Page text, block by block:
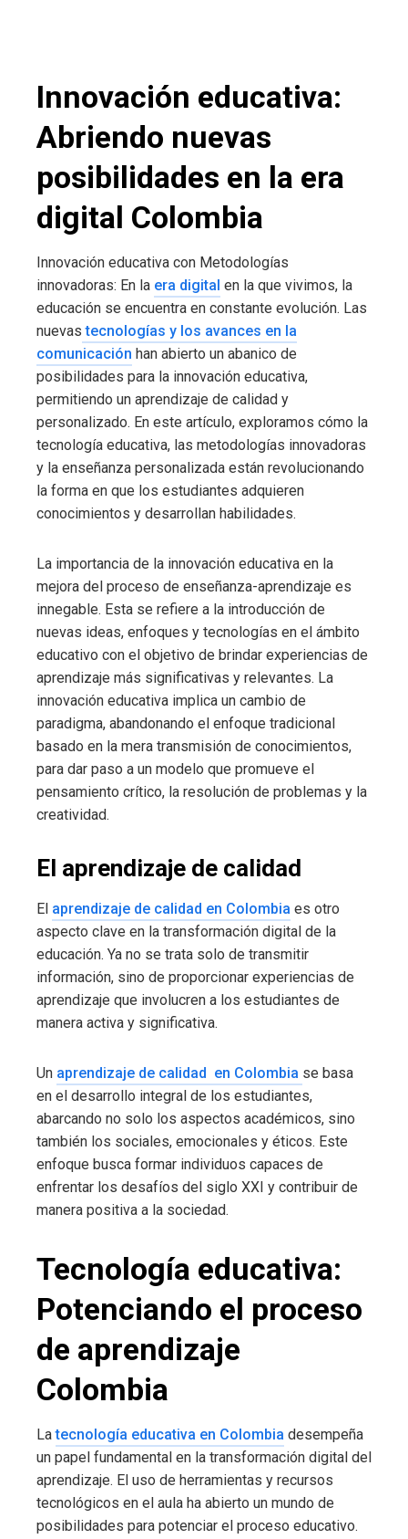
Innovación educativa:
Abriendo nuevas
posibilidades en la era
digital Colombia
Innovación educativa con Metodologías
innovadoras: En la era digital en la que vivimos, la
educación se encuentra en constante evolución. Las
nuevas tecnologías y los avances en la
comunicación han abierto un abanico de
posibilidades para la innovación educativa,
permitiendo un aprendizaje de calidad y
personalizado. En este artículo, exploramos cómo la
tecnología educativa, las metodologías innovadoras
y la enseñanza personalizada están revolucionando
la forma en que los estudiantes adquieren
conocimientos y desarrollan habilidades.
La importancia de la innovación educativa en la
mejora del proceso de enseñanza-aprendizaje es
innegable. Esta se refiere a la introducción de
nuevas ideas, enfoques y tecnologías en el ámbito
educativo con el objetivo de brindar experiencias de
aprendizaje más significativas y relevantes. La
innovación educativa implica un cambio de
paradigma, abandonando el enfoque tradicional
basado en la mera transmisión de conocimientos,
para dar paso a un modelo que promueve el
pensamiento crítico, la resolución de problemas y la
creatividad.
El aprendizaje de calidad
El aprendizaje de calidad en Colombia es otro
aspecto clave en la transformación digital de la
educación. Ya no se trata solo de transmitir
información, sino de proporcionar experiencias de
aprendizaje que involucren a los estudiantes de
manera activa y significativa.
Un aprendizaje de calidad en Colombia se basa
en el desarrollo integral de los estudiantes,
abarcando no solo los aspectos académicos, sino
también los sociales, emocionales y éticos. Este
enfoque busca formar individuos capaces de
enfrentar los desafíos del siglo XXI y contribuir de
manera positiva a la sociedad.
Tecnología educativa:
Potenciando el proceso
de aprendizaje
Colombia
Latecnología educativa en Colombia desempeña
un papel fundamental en la transformación digital del
aprendizaje. El uso de herramientas y recursos
tecnológicos en el aula ha abierto un mundo de
posibilidades para potenciar el proceso educativo.